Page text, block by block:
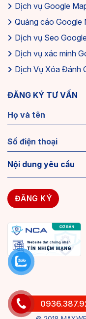
Dịch vụ Google
Quảng cáo Google
Dịch vụ Seo
Dịch vụ xác minh
Dịch Vụ Xóa Đánh
ĐĂNG KÝ TƯ VẤN